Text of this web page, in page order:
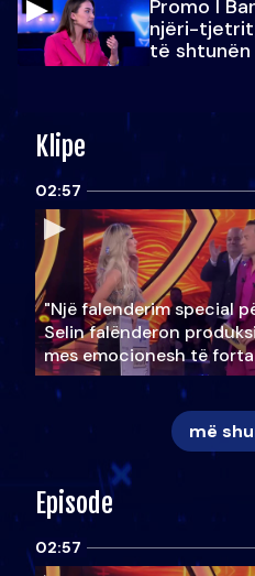
Promo l
njëri-
të shtunën
Klipe
02:57
"Një falenderim special
Selin falënderon
mes emocionesh të forta
më
Episode
02:57